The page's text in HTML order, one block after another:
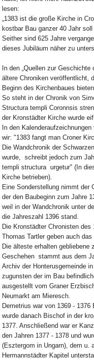
lesen:
„1383 ist die große Kirche in
kostbar Bau ganzer 40 Jahr
Seither sind 625 Jahre
dieses Jubiläum näher zu
In den „Quellen zur
ältere Chroniken veröffentlicht,
Beginn des Kirchenbaues
So steht in der Chronik von
Structura templi Coronnsis
der Kronstädter Kirche wurde
In den
wir: "1383 fangt man Croner
Die Wandchronik der
wurde, schreibt jedoch zum
templi structura urgetur" (In
Kirche betrieben).
Eine Sonderstellung nimmt der
der den Baubeginn zum Jahre
weil in der Wandchronik unter
die Jahreszahl 1396 stand.
Die Kronstädter Chronisten
Thomas Tartler geben auch
Die älteste erhalten gebliebene
Geschehen stammt aus dem
Archiv der Honterusgemeinde
zugunsten der im Bau
ausgestellt vom Graner
Neumarkt am Mieresch.
Demetrius war von 1369 -
wurde danach Bischof in der
1377. Anschließend war er
den Jahren 1377 - 1378 und
(Esztergom in Ungarn), dem u.
Hermannstädter Kapitel